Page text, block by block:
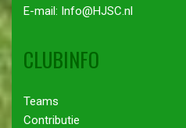
E-mail: Info@HJSC.nl
CLUBINFO
Teams
Contributie